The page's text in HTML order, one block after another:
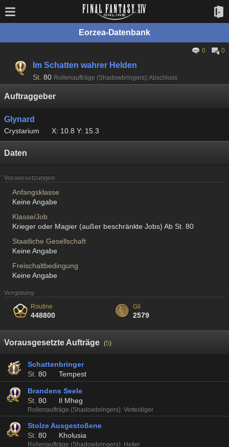
Eorzea-Datenbank
0 0
Im Schatten wahrer Helden
St. 80 Rollenaufträge (Shadowbringers): Abschluss
Auftraggeber
Glynard
Crystarium X: 10.8 Y: 15.3
Daten
Voraussetzungen
Anfangsklasse
Keine Angabe
Klasse/Job
Krieger oder Magier (außer beschränkte Jobs) Ab St. 80
Staatliche Gesellschaft
Keine Angabe
Freischaltbedingung
Keine Angabe
Vergütung
Routine
448800
Gil
2579
Vorausgesetzte Aufträge (5)
Schattenbringer
St. 80 Tempest
Brandens Seele
St. 80 Il Mheg
Rollenaufträge (Shadowbringers): Verteidiger
Stolze Ausgestoßene
St. 80 Kholusia
Rollenaufträge (Shadowbringers): Heiler